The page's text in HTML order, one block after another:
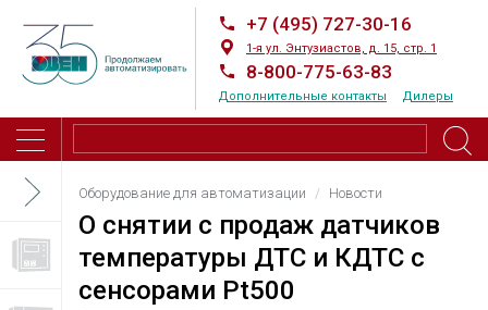
+7 (495) 727-30-16
1-я ул. Энтузиастов, д. 15, стр. 1
8-800-775-63-83
Дополнительные контакты Дилеры
Оборудование для автоматизации Новости
О снятии с продаж датчиков
температуры ДТС и КДТС с
сенсорами Pt500